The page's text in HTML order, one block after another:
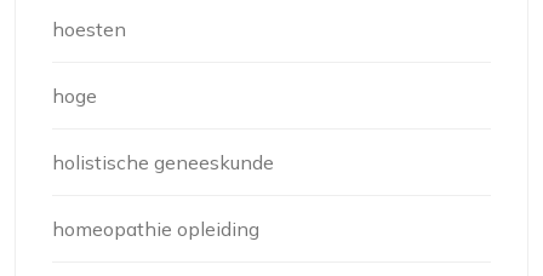
hoesten
hoge
holistische geneeskunde
homeopathie opleiding